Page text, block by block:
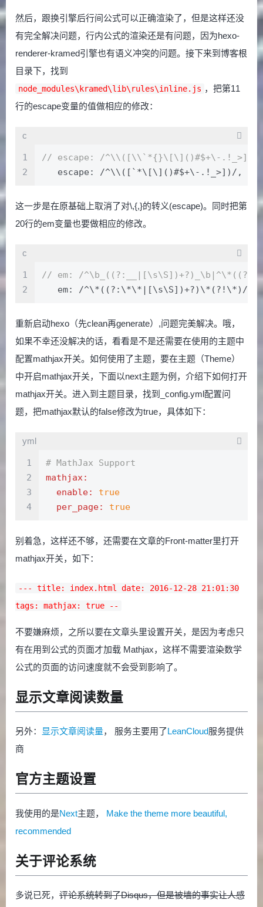
然后，跟换引擎后行间公式可以正确渲染了，但是这样还没
有完全解决问题，行内公式的渲染还是有问题，因为hexo-
renderer-kramed引擎也有语义冲突的问题。接下来到博客根
目录下，找到
node_modules\kramed\lib\rules\inline.js ，把第11
行的escape变量的值做相应的修改：
c
1
2
// escape: /^\\([\\`*{}\[\]()#$+\-.!_>])/,
   escape: /^\\([`*\[\]()#$+\-.!_>])/,
这一步是在原基础上取消了对\,{,}的转义(escape)。同时把第
20行的em变量也要做相应的修改。
c
1
2
// em: /
   em: /^\*((?:\*\*|[\s\S])+?)\*(?!\*)/
重新启动hexo（先clean再generate）,问题完美解决。哦，
如果不幸还没解决的话，看看是不是还需要在使用的主题中
配置mathjax开关。如何使用了主题，要在主题（Theme）
中开启mathjax开关，下面以next主题为例，介绍下如何打开
mathjax开关。进入到主题目录，找到_config.yml配置问
题，把mathjax默认的false修改为true，具体如下：
yml
1
2
3
4
# MathJax Support
mathjax:
  enable:
true
  per_page:
true
别着急，这样还不够，还需要在文章的Front-matter里打开
mathjax开关，如下：
--- title: index.html date: 2016-12-28 21:01:30
tags: mathjax: true --
不要嫌麻烦，之所以要在文章头里设置开关，是因为考虑只
有在用到公式的页面才加载 Mathjax，这样不需要渲染数学
公式的页面的访问速度就不会受到影响了。
显示文章阅读数量
另外： 显示文章阅读量， 服务主要用了LeanCloud服务提供
商
官方主题设置
我使用的是Next主题， Make the theme more beautiful,
recommended
关于评论系统
多说已死， 评论系统转到了Disqus，但是被墙的事实让人感